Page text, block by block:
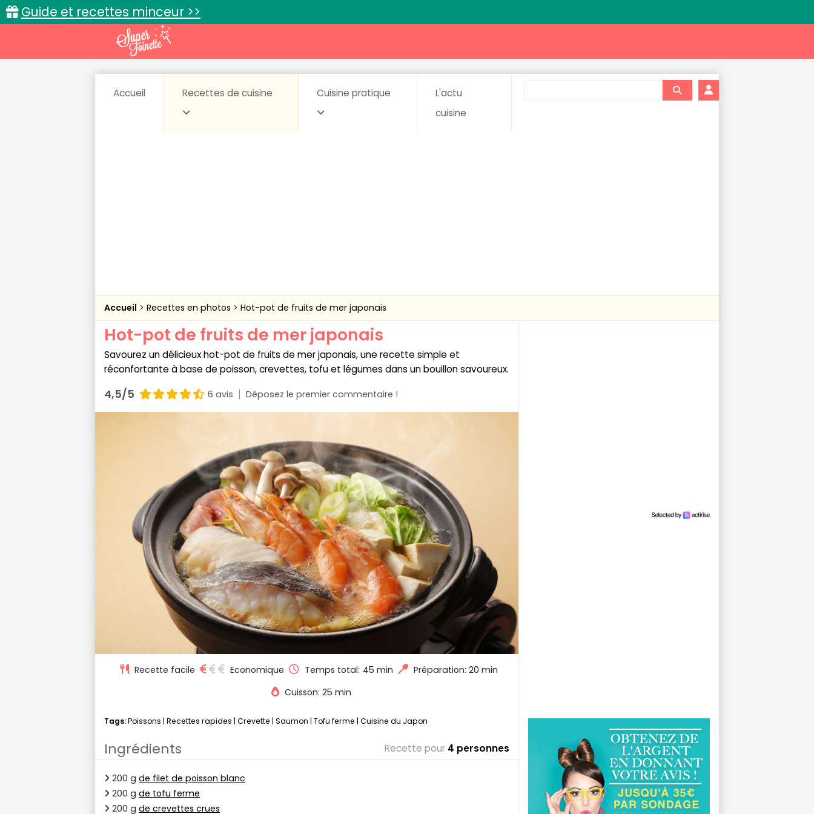
Guide et recettes minceur >>
Accueil Recettes de cuisine Cuisine pratique
L'actu
cuisine
Accueil Recettes en photos Hot-pot de fruits de mer japonais
Hot-pot de fruits de mer japonais
Savourez un délicieux hot-pot de fruits de mer japonais, une recette simple et
réconfortante à base de poisson, crevettes, tofu et légumes dans un bouillon savoureux.
4,5/5 6 avis Déposez le premier commentaire !
Recette facile Economique Temps total: 45 min
Préparation: 20 min
Cuisson: 25 min
Tags:Poissons | Recettes rapides | Crevette | Saumon | Tofu ferme | Cuisine du Japon
Ingrédients Recette pour 4 personnes
200 g de filet de poisson blanc
200 g de tofu ferme
200 g de crevettes crues